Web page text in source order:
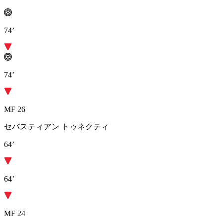
74’
74’
MF 26
セバスティアン トゥネクティ
64’
64’
MF 24